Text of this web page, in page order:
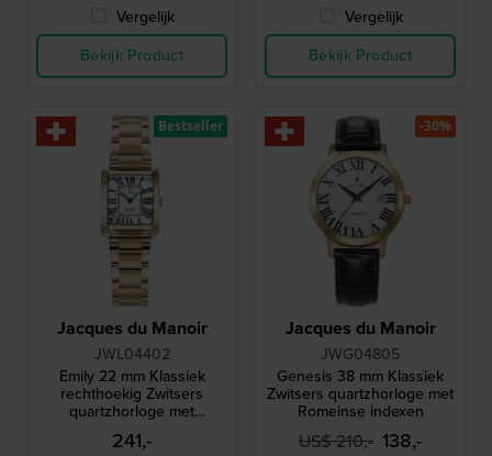
Vergelijk
Bekijk Product
Vergelijk
Bekijk Product
Jacques du Manoir
JWL04402
Emily 22 mm Klassiek
rechthoekig Zwitsers
quartzhorloge met
Romeinse indexen
241,-
Bestseller
Jacques du Manoir
JWG04805
Genesis 38 mm Klassiek
Zwitsers quartzhorloge met
Romeinse indexen
US$ 210,- 138,-
-30%